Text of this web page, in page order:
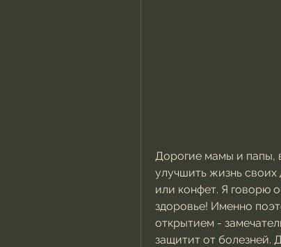
Дорогие мамы и папы,
улучшить жизнь своих
или конфет. Я говорю
здоровье! Именно
открытием -
защитит от болезней.